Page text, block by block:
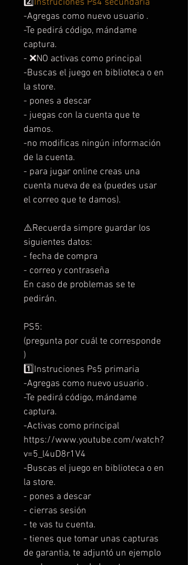
-Agregas como nuevo usuario .
-Te pedirá código, mándame
captura.
- ❌NO activas como principal
-Buscas el juego en biblioteca o en
la store.
- pones a descar
- juegas con la cuenta que te
damos.
-no modificas ningún información
de la cuenta.
- para jugar online creas una
cuenta nueva de ea (puedes usar
el correo que te damos).
⚠️Recuerda simpre guardar los
siguientes datos:
- fecha de compra
- correo y contraseña
En caso de problemas se te
pedirán.
PS5:
(pregunta por cuál te corresponde
)
1️⃣Instruciones Ps5 primaria
-Agregas como nuevo usuario .
-Te pedirá código, mándame
captura.
-Activas como principal
https://www.youtube.com/watch?
v=5_l4uD8r1V4
-Buscas el juego en biblioteca o en
la store.
- pones a descar
- cierras sesión
- te vas tu cuenta.
- tienes que tomar unas capturas
de garantia, te adjuntó un ejemplo